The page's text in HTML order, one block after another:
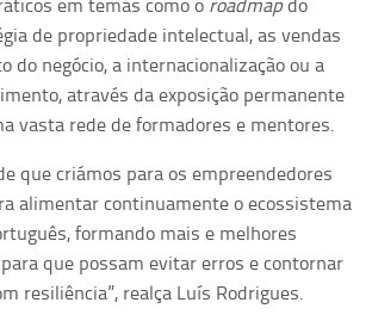
de propriedade intelectual, as vendas
do negócio, a internacionalização ou a
através da exposição permanente
vasta rede de formadores e mentores.
que criámos para os empreendedores
alimentar continuamente o ecossistema
formando mais e melhores
que possam evitar erros e contornar
resiliência”, realça Luís Rodrigues.